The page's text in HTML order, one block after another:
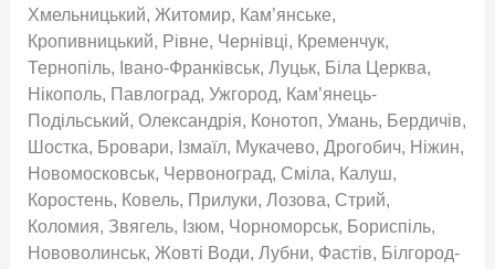
Хмельницький, Житомир, Кам’янське,
Кропивницький, Рівне, Чернівці, Кременчук,
Тернопіль, Івано-Франківськ, Луцьк, Біла Церква,
Нікополь, Павлоград, Ужгород, Кам’янець-
Подільський, Олександрія, Конотоп, Умань, Бердичів,
Шостка, Бровари, Ізмаїл, Мукачево, Дрогобич, Ніжин,
Новомосковськ, Червоноград, Сміла, Калуш,
Коростень, Ковель, Прилуки, Лозова, Стрий,
Коломия, Звягель, Ізюм, Чорноморськ, Бориспіль,
Нововолинськ, Жовті Води, Лубни, Фастів, Білгород-